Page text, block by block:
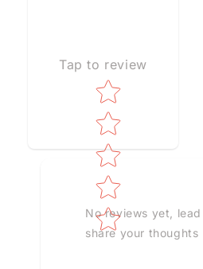
Tap to review
Star rating
No reviews yet,
share your thoughts